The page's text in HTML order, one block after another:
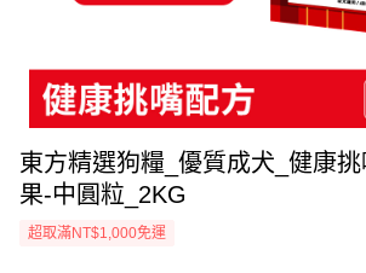
東方精選狗糧_優質成犬_健康
果-中圓粒_2KG
超取滿NT$1,000免運